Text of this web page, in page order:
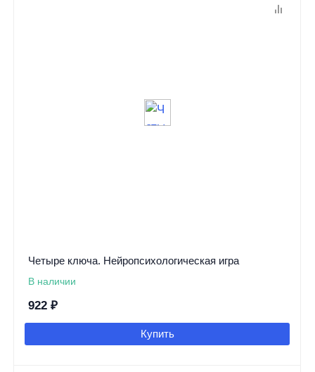
Четыре ключа. Нейропсихологическая игра
В наличии
922 ₽
Купить